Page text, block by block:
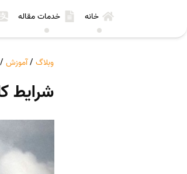
خانه خدمات مقاله
وبلاگ /آموزش /
شرایط